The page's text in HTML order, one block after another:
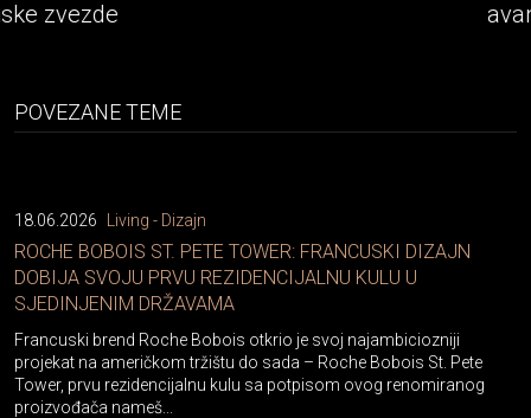
POVEZANE TEME
18.06.2026 Living - Dizajn
ROCHE BOBOIS ST. PETE TOWER: FRANCUSKI DIZAJN
DOBIJA SVOJU PRVU REZIDENCIJALNU KULU U
SJEDINJENIM DRŽAVAMA
Francuski brend Roche Bobois otkrio je svoj najambiciozniji
projekat na američkom tržištu do sada – Roche Bobois St. Pete
Tower, prvu rezidencijalnu kulu sa potpisom ovog renomiranog
proizvođača nameš...